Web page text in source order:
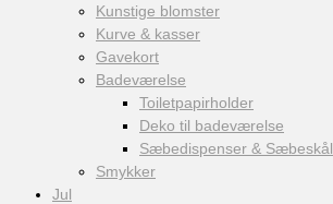
Kunstige blomster
Kurve & kasser
Gavekort
Badeværelse
Toiletpapirholder
Deko til badeværelse
Sæbedispenser & Sæbeskål
Smykker
Jul